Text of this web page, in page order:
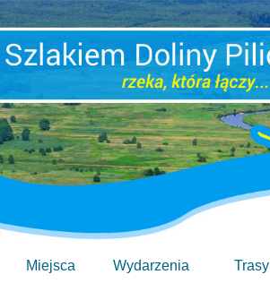
Miejsca Wydarzenia Trasy